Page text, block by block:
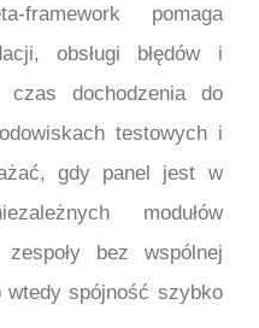
framework pomaga
obsługi błędów i
czas dochodzenia do
testowych i
gdy panel jest w
modułów
bez wspólnej
wtedy spójność szybko